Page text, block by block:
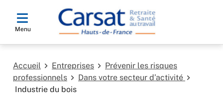
Menu
Accueil Entreprises
Prévenir les risques
professionnels
Dans votre secteur d’activité
Industrie du bois